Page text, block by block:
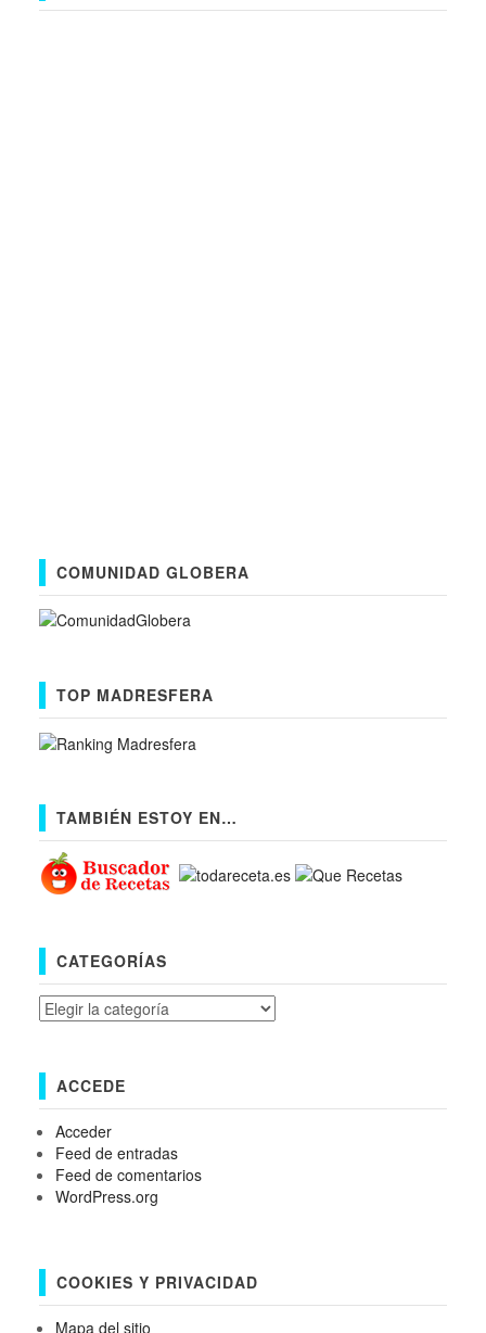
COMUNIDAD GLOBERA
TOP MADRESFERA
TAMBIÉN ESTOY EN…
CATEGORÍAS
Categorías
ACCEDE
Acceder
Feed de entradas
Feed de comentarios
WordPress.org
COOKIES Y PRIVACIDAD
Mapa del sitio